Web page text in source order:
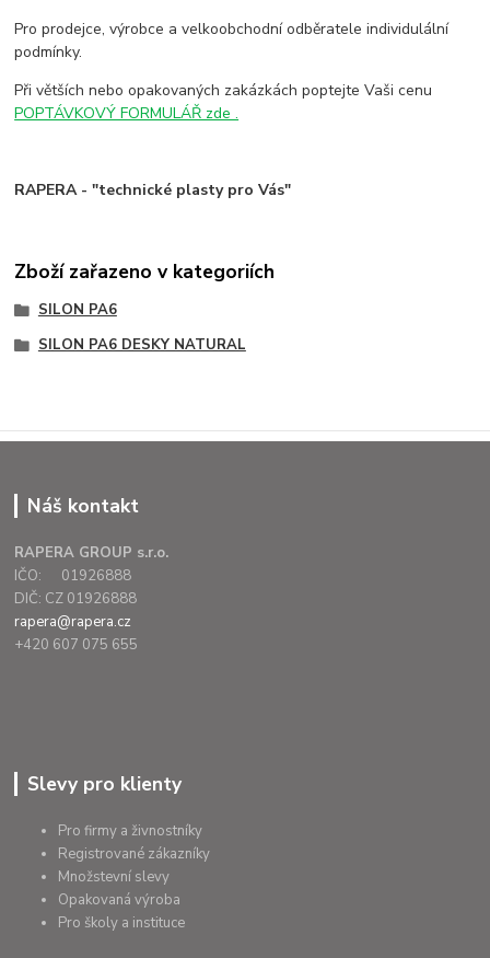
Pro prodejce, výrobce a velkoobchodní odběratele individulální
podmínky.
Při větších nebo opakovaných zakázkách poptejte Vaši cenu
POPTÁVKOVÝ FORMULÁŘ zde .
RAPERA - "technické plasty pro Vás"
Zboží zařazeno v kategoriích
SILON PA6
SILON PA6 DESKY NATURAL
Náš kontakt
RAPERA GROUP s.r.o.
IČO: 01926888
DIČ: CZ 01926888
rapera@rapera.cz
+420 607 075 655
Slevy pro klienty
Pro firmy a živnostníky
Registrované zákazníky
Množstevní slevy
Opakovaná výroba
Pro školy a instituce